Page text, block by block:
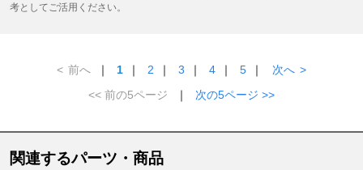
考としてご活用ください。
< 前へ ｜ 1 ｜ 2 ｜ 3 ｜ 4 ｜ 5 ｜ 次へ >
<< 前の5ページ
｜ 次の5ページ >>
関連するパーツ・商品